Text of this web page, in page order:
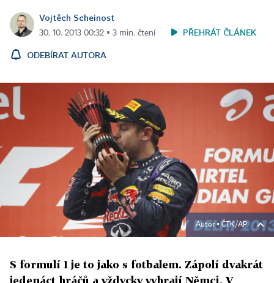
Vojtěch Scheinost
30. 10. 2013 00:32 ▪ 3 min. čtení PŘEHRÁT ČLÁNEK
ODEBÍRAT AUTORA
Autor ▪ČTK/AP
S formulí 1 je to jako s fotbalem. Zápolí dvakrát
jedenáct hráčů a vždycky vyhrají Němci. V